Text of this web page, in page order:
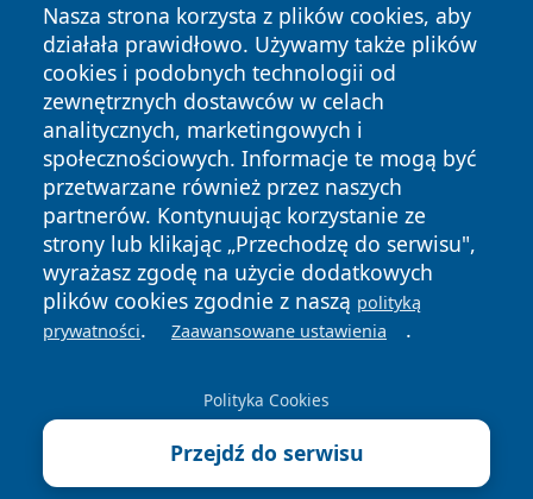
Nasza strona korzysta z plików cookies, aby
działała prawidłowo. Używamy także plików
cookies i podobnych technologii od
zewnętrznych dostawców w celach
analitycznych, marketingowych i
społecznościowych. Informacje te mogą być
przetwarzane również przez naszych
partnerów. Kontynuując korzystanie ze
strony lub klikając „Przechodzę do serwisu",
wyrażasz zgodę na użycie dodatkowych
plików cookies zgodnie z naszą polityką
prywatności. Zaawansowane ustawienia .
Polityka Cookies
Przejdź do serwisu
Copyright © 2026 nowosadecki24.pl Wszystkie prawa
zastrzeżone.
News Autorzy
Polityka
Prywatności
Polityka
Cookies